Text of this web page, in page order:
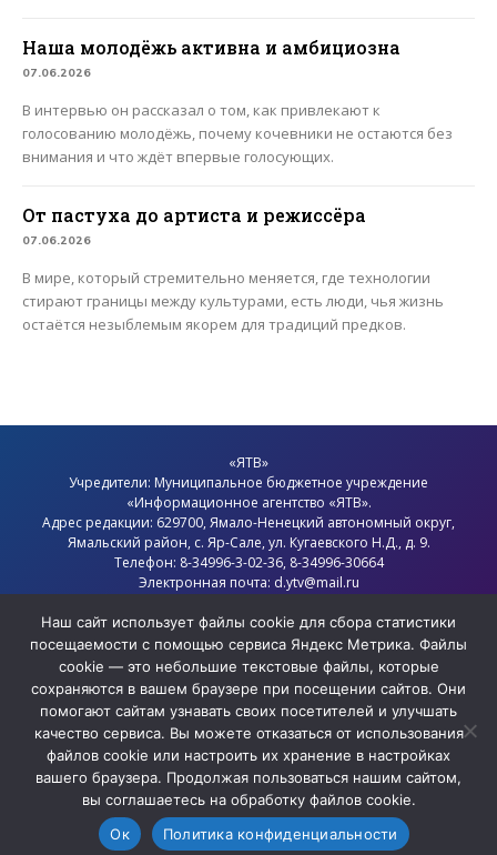
Наша молодёжь активна и амбициозна
07.06.2026
В интервью он рассказал о том, как привлекают к
голосованию молодёжь, почему кочевники не остаются без
внимания и что ждёт впервые голосующих.
От пастуха до артиста и режиссёра
07.06.2026
В мире, который стремительно меняется, где технологии
стирают границы между культурами, есть люди, чья жизнь
остаётся незыблемым якорем для традиций предков.
«ЯТВ»
Учредители: Муниципальное бюджетное учреждение
«Информационное агентство «ЯТВ».
Адрес редакции: 629700, Ямало-Ненецкий автономный округ,
Ямальский район, с. Яр-Сале, ул. Кугаевского Н.Д., д. 9.
Телефон: 8-34996-3-02-36, 8-34996-30664
Электронная почта: d.ytv@mail.ru
Политика конфиденциальности
Наш сайт использует файлы cookie для сбора статистики
посещаемости с помощью сервиса Яндекс Метрика. Файлы
cookie — это небольшие текстовые файлы, которые
сохраняются в вашем браузере при посещении сайтов. Они
помогают сайтам узнавать своих посетителей и улучшать
качество сервиса. Вы можете отказаться от использования
файлов cookie или настроить их хранение в настройках
вашего браузера. Продолжая пользоваться нашим сайтом,
вы соглашаетесь на обработку файлов cookie.
Ок
Политика конфиденциальности